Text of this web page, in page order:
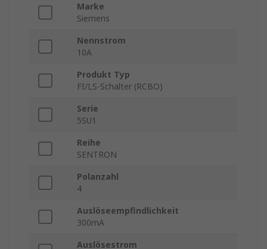
Marke
Siemens
Nennstrom
10A
Produkt Typ
FI/LS-Schalter (RCBO)
Serie
5SU1
Reihe
SENTRON
Polanzahl
4
Auslöseempfindlichkeit
300mA
Auslösestrom